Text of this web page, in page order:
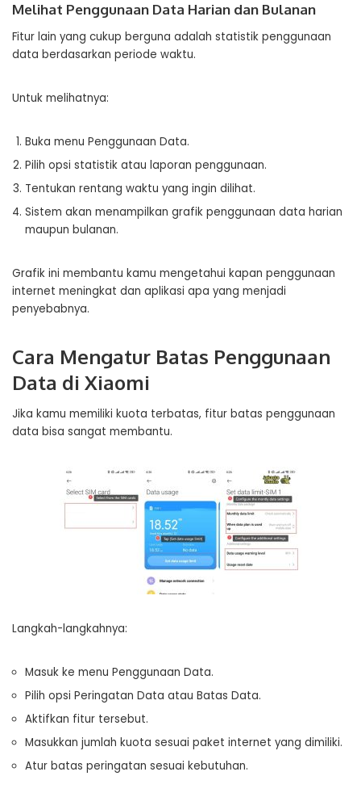
Melihat Penggunaan Data Harian dan Bulanan
Fitur lain yang cukup berguna adalah statistik penggunaan
data berdasarkan periode waktu.
Untuk melihatnya:
Buka menu Penggunaan Data.
Pilih opsi statistik atau laporan penggunaan.
Tentukan rentang waktu yang ingin dilihat.
Sistem akan menampilkan grafik penggunaan data harian
maupun bulanan.
Grafik ini membantu kamu mengetahui kapan penggunaan
internet meningkat dan aplikasi apa yang menjadi
penyebabnya.
Cara Mengatur Batas Penggunaan
Data di Xiaomi
Jika kamu memiliki kuota terbatas, fitur batas penggunaan
data bisa sangat membantu.
Langkah-langkahnya:
Masuk ke menu Penggunaan Data.
Pilih opsi Peringatan Data atau Batas Data.
Aktifkan fitur tersebut.
Masukkan jumlah kuota sesuai paket internet yang dimiliki.
Atur batas peringatan sesuai kebutuhan.